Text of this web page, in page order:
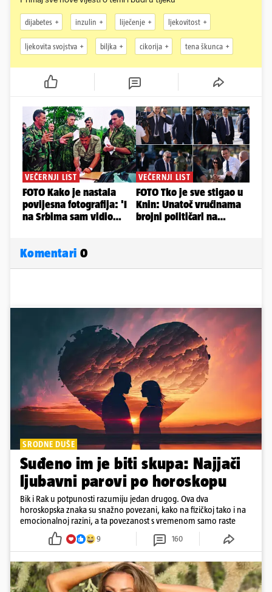
dijabetes inzulin liječenje ljekovitost
ljekovita svojstva biljka cikorija tena škunca
Komentari 0
SRODNE DUŠE
Suđeno im je biti skupa: Najjači
ljubavni parovi po horoskopu
Bik i Rak u potpunosti razumiju jedan drugog. Ova dva
horoskopska znaka su snažno povezani, kako na fizičkoj tako i na
emocionalnoj razini, a ta povezanost s vremenom samo raste
9 160